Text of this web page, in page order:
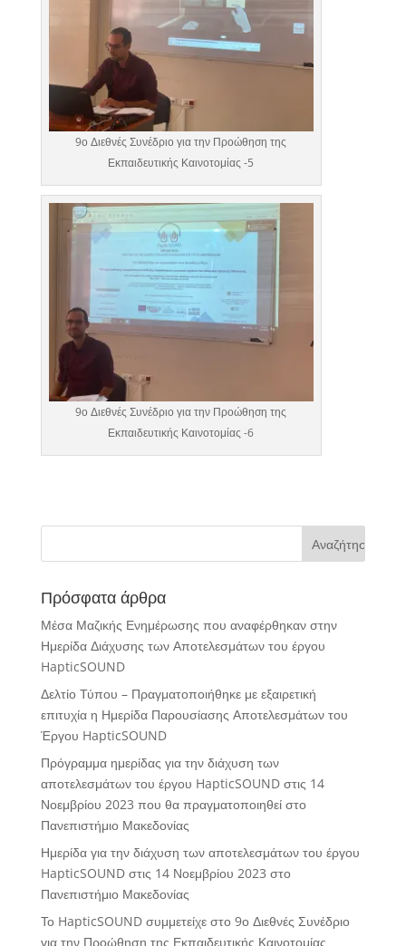
9ο Διεθνές Συνέδριο για την Προώθηση της
Εκπαιδευτικής Καινοτομίας -5
9ο Διεθνές Συνέδριο για την Προώθηση της
Εκπαιδευτικής Καινοτομίας -6
Αναζήτηση
Πρόσφατα άρθρα
Μέσα Μαζικής Ενημέρωσης που αναφέρθηκαν στην
Ημερίδα Διάχυσης των Αποτελεσμάτων του έργου
HapticSOUND
Δελτίο Τύπου – Πραγματοποιήθηκε με εξαιρετική
επιτυχία η Ημερίδα Παρουσίασης Αποτελεσμάτων του
Έργου HapticSOUND
Πρόγραμμα ημερίδας για την διάχυση των
αποτελεσμάτων του έργου HapticSOUND στις 14
Νοεμβρίου 2023 που θα πραγματοποιηθεί στο
Πανεπιστήμιο Μακεδονίας
Ημερίδα για την διάχυση των αποτελεσμάτων του έργου
HapticSOUND στις 14 Νοεμβρίου 2023 στο
Πανεπιστήμιο Μακεδονίας
Το HapticSOUND συμμετείχε στο 9ο Διεθνές Συνέδριο
για την Προώθηση της Εκπαιδευτικής Καινοτομίας